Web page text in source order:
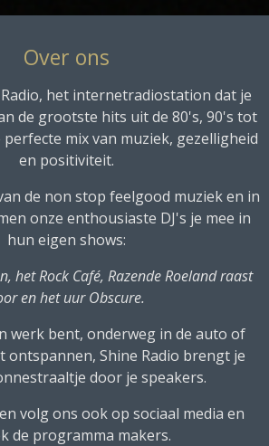
Over ons
het internetradiostation dat je
de grootste hits uit de 80's, 90's tot
mix van muziek, gezelligheid
en positiviteit.
de non stop feelgood muziek en in
onze enthousiaste DJ's je mee in
hun eigen shows:
het Rock Café, Razende Roeland raast
en het uur Obscure.
werk bent, onderweg in de auto of
ontspannen, Shine Radio brengt je
door je speakers.
volg ons ook op sociaal media en
de programma makers.